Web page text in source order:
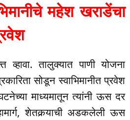
महेश खराडेंचा
व्हावा. तालुक्यात पाणी योजना
सोडून स्वाभिमानीत प्रवेश
माध्यमातून त्यांनी ऊस दर
शेतकर्‍याची अडकलेली ऊस